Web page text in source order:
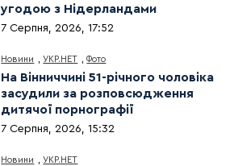
угодою з Нідерландами
7 Серпня, 2026, 17:52
Новини ,УКР.НЕТ ,Фото
На Вінниччині 51-річного чоловіка
засудили за розповсюдження
дитячої порнографії
7 Серпня, 2026, 15:32
Новини ,УКР.НЕТ